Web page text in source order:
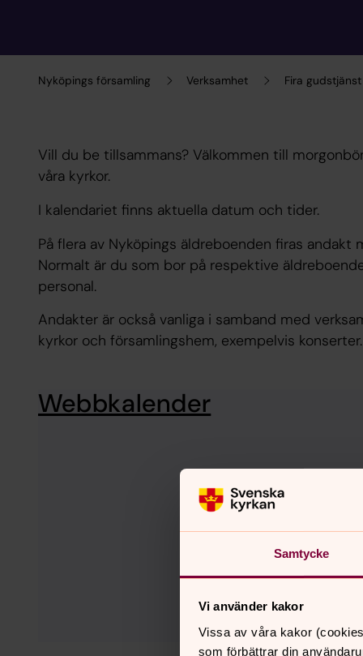
Samtycke
Vi använder kakor
Vissa av våra kakor
som förbättrar din
Nyköpings församling Verksamhet Fira gudstjänst
Vill du be tillsammans? Välkommen till
våra kyrkor.
I kalendariet finns aktuella datum och tider.
På flera av Nyköpings äldreboenden firas andakt
Normalt är du som bor på respektive
personal.
Andakter är också vanliga i samband med
kyrkor och församlingshem, exempelvis konserter.
Webbkalender